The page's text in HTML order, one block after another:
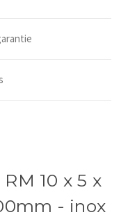
10 x 5 x
- inox